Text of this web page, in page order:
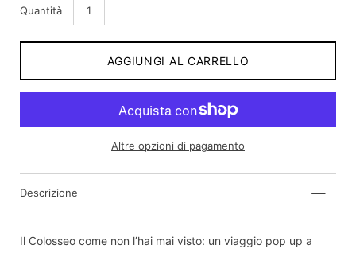
Quantità
AGGIUNGI AL CARRELLO
Altre opzioni di pagamento
Inviami una notifica quando il prodotto sarà di
Invia
Descrizione
Il Colosseo come non l’hai mai visto: un viaggio pop up a